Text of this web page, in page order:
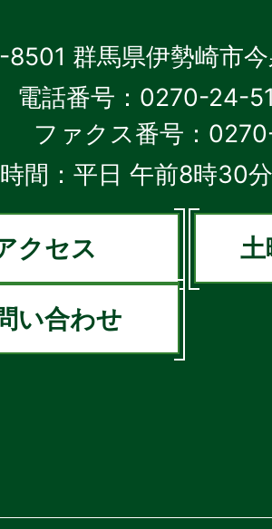
群馬県伊勢崎市
電話番号：0270-24-
ファクス番号：
間：平日 午前8時30
クセス 土
い合わせ